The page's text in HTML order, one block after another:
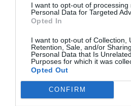
I want to opt-out of processing
Personal Data for Targeted
Opted In
I want to opt-out of Collection,
Retention, Sale, and/or
Personal Data that Is
Purposes for which it was
Opted Out
CONFIRM